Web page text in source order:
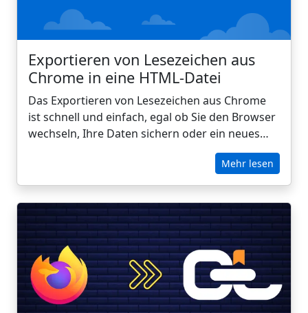
Exportieren von Lesezeichen aus
Chrome in eine HTML-Datei
Das Exportieren von Lesezeichen aus Chrome
ist schnell und einfach, egal ob Sie den Browser
wechseln, Ihre Daten sichern oder ein neues
Gerät einrichten. Mit nur wenigen Klicks können
Sie Ihre Chrome-Lesezeichen als HTML-Datei
speichern, die in allen wichtigen Browsern und
Plattformen funktioniert. Dieser Leitfaden führt
Sie durch die einzelnen Schritte und zeigt, wie
CarryLinks diese Datei in ein leistungsfähiges,
organisiertes System zur Verwaltung von
Lesezeichen auf jedem Gerät verwandeln kann.
Mehr lesen